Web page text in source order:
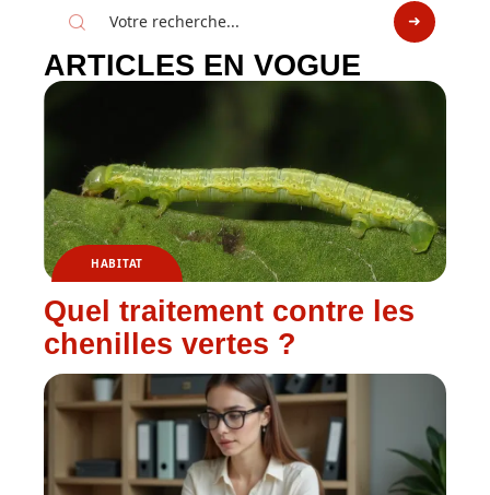
ARTICLES EN VOGUE
HABITAT
Quel traitement contre les
chenilles vertes ?